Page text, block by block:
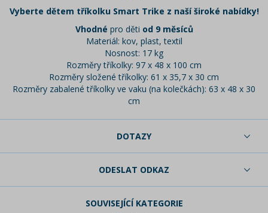
Vyberte dětem tříkolku Smart Trike z naší široké nabídky!
Vhodné pro děti od 9 měsíců
Materiál: kov, plast, textil
Nosnost: 17 kg
Rozměry tříkolky: 97 x 48 x 100 cm
Rozměry složené tříkolky: 61 x 35,7 x 30 cm
Rozměry zabalené tříkolky ve vaku (na kolečkách): 63 x 48 x 30
cm
DOTAZY
ODESLAT ODKAZ
SOUVISEJÍCÍ KATEGORIE